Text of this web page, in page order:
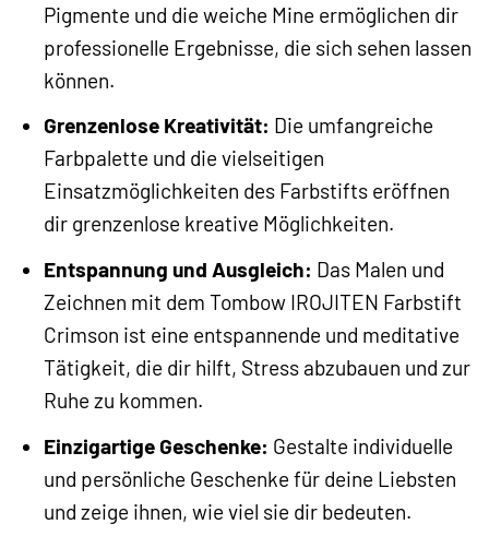
Pigmente und die weiche Mine ermöglichen dir
professionelle Ergebnisse, die sich sehen lassen
können.
Grenzenlose Kreativität: Die umfangreiche
Farbpalette und die vielseitigen
Einsatzmöglichkeiten des Farbstifts eröffnen
dir grenzenlose kreative Möglichkeiten.
Entspannung und Ausgleich: Das Malen und
Zeichnen mit dem Tombow IROJITEN Farbstift
Crimson ist eine entspannende und meditative
Tätigkeit, die dir hilft, Stress abzubauen und zur
Ruhe zu kommen.
Einzigartige Geschenke: Gestalte individuelle
und persönliche Geschenke für deine Liebsten
und zeige ihnen, wie viel sie dir bedeuten.